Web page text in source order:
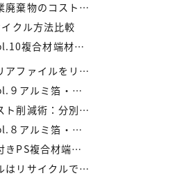
物のコスト削減法
クル方法比較
供給がメーカーにもたらすメリット
う：コストと環境負荷を同時に減らす方法
合材端材の回収スキームと全国対応体制
リサイクル・資源化の徹底活用
材をより高く評価するために現場でできること
評価ポイントIREXコラム vol.7
サイクルできる？